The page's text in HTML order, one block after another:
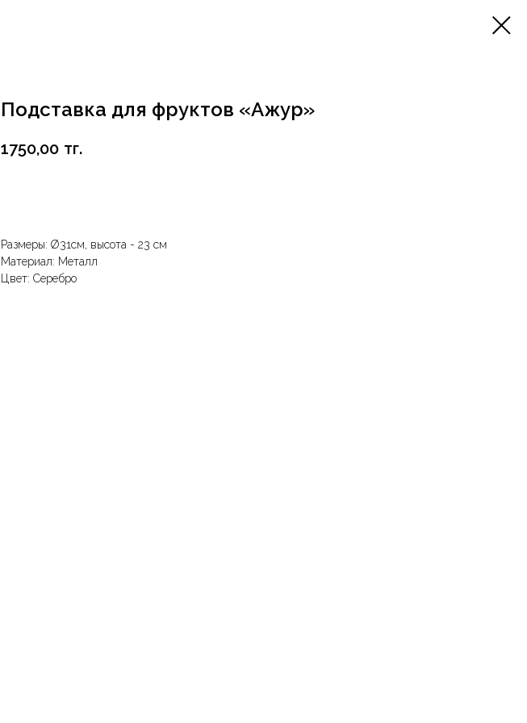
Подставка для фруктов «Ажур»
1750,00 тг.
Размеры: Ø31см, высота - 23 см
Материал: Металл
Цвет: Серебро